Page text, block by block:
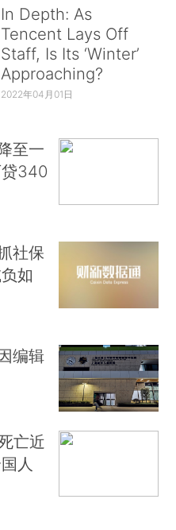
In Depth: As
Tencent Lays Off
Staff, Is Its ‘Winter’
Approaching?
2022年04月01日
至一
340
社保
如
编辑
亡近
人